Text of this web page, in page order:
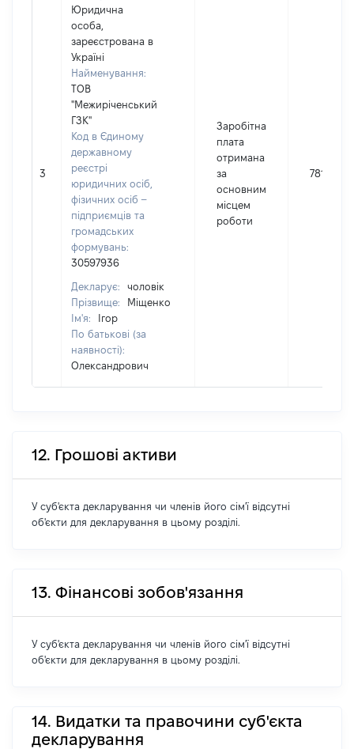
3
Юридична
особа,
зареєстрована в
Україні
Найменування:
ТОВ
"Межиріченський
ГЗК"
Код в Єдиному
державному
реєстрі
юридичних осіб,
фізичних осіб –
підприємців та
громадських
формувань:
30597936
Декларує:
чоловік
Прізвище:
Міщенко
Ім'я:
Ігор
По батькові (за
наявності):
Олександрович
Заробітна
плата
отримана
за
основним
місцем
роботи
78112
12. Грошові активи
У суб'єкта декларування чи членів його сім'ї відсутні
об'єкти для декларування в цьому розділі.
13. Фінансові зобов'язання
У суб'єкта декларування чи членів його сім'ї відсутні
об'єкти для декларування в цьому розділі.
14. Видатки та правочини суб'єкта
декларування